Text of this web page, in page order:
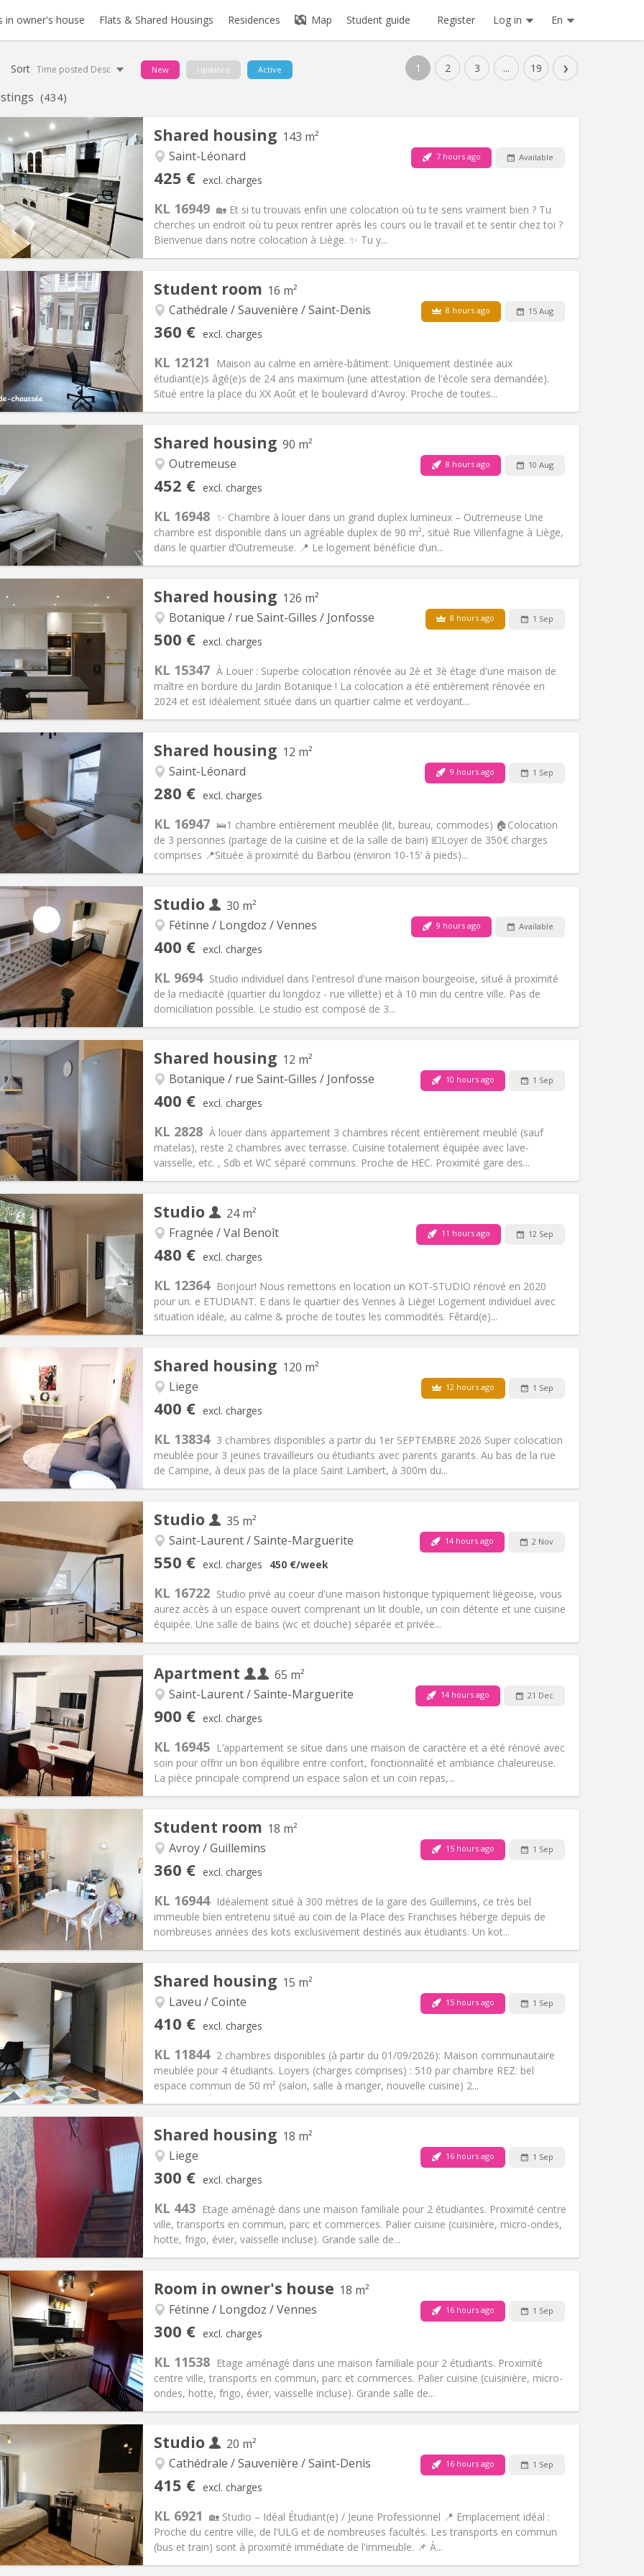
in owner's house Flats & Shared Housings Residences Map Student guide Register Log in En
1 2 3 ... 19 ›
Sort Time posted Desc New Updated Active
(434)
Shared housing 143 m²
Saint-Léonard
425 € excl. charges
7 hours ago Available
KL 16949 🏡 Et si tu trouvais enfin une colocation où tu te sens vraiment bien ? Tu
cherches un endroit où tu peux rentrer après les cours ou le travail et te sentir chez toi ?
Bienvenue dans notre colocation à Liège. ✨ Tu y...
Info
€
100 €
12 months
No
Arrangement
Bathroom:Shared bathroom
Surface:143 m2
Private rooms:1
Other
studious, calm
Access for disabled:No
Student room 16 m²
Cathédrale / Sauvenière / Saint-Denis
360 € excl. charges
8 hours ago 15 Aug
KL 12121
Maison au calme en arrière-bâtiment. Uniquement destinée aux
étudiant(e)s âgé(e)s de 24 ans maximum (une attestation de l'école sera demandée).
Situé entre la place du XX Août et le boulevard d'Avroy. Proche de toutes...
Info
€
50 €
11 months
Arrangement
Bathroom:Shared bathroom
Surface:16 m2
Private rooms:1
Other
Access for disabled:No
Shared housing 90 m²
Outremeuse
452 € excl. charges
8 hours ago 10 Aug
KL 16948 ✨ Chambre à louer dans un grand duplex lumineux – Outremeuse Une
chambre est disponible dans un agréable duplex de 90 m², situé Rue Villenfagne à Liège,
dans le quartier d’Outremeuse. 📍 Le logement bénéficie d’un...
Info
12 months
Bathroom:
Kitchen:Shared kitchen
Surface:90 m2
Atmosphere:Calm, studious, warm
Access for disabled:No
Shared housing 126 m²
Botanique / rue Saint-Gilles / Jonfosse
500 € excl. charges
8 hours ago 1 Sep
KL 15347 À Louer : Superbe colocation rénovée au 2è et 3è étage d'une maison de
maître en bordure du Jardin Botanique ! La colocation a été entièrement rénovée en
2024 et est idéalement située dans un quartier calme et verdoyant...
Info
€
100 €
12 months
With conditions
Kitchen: Shared kitchen
Surface:126 m2
Atmosphere:Calm
Access for disabled:No
Shared housing 12 m²
Saint-Léonard
280 € excl. charges
9 hours ago 1 Sep
KL 16947 🛌1 chambre entièrement meublée (lit, bureau, commodes) 🏠Colocation
de 3 personnes (partage de la cuisine et de la salle de bain) 💶Loyer de 350€ charges
comprises 📍Située à proximité du Barbou (environ 10-15’ à pieds)...
Info
€
70 €
12 months
Allowed
Shared bathroom
Kitchen:Shared kitchen
Surface: 12 m2
Atmosphere:Calm, warm
Access for disabled:No
Studio
30 m²
Fétinne / Longdoz / Vennes
400 € excl. charges
9 hours ago Available
KL 9694 Studio individuel dans l'entresol d'une maison bourgeoise, situé à proximité
de la mediacité (quartier du longdoz - rue villette) et à 10 min du centre ville. Pas de
domiciliation possible. Le studio est composé de 3...
Info
€
100 €
12 months
Bathroom:
Kitchen:in room
Surface:30 m2
Atmosphere:Studious, calm, warm
Access for disabled:No
Shared housing 12 m²
Botanique / rue Saint-Gilles / Jonfosse
400 € excl. charges
10 hours ago 1 Sep
KL 2828 À louer dans appartement 3 chambres récent entièrement meublé (sauf
matelas), reste 2 chambres avec terrasse. Cuisine totalement équipée avec lave-
vaisselle, etc. , Sdb et WC séparé communs. Proche de HEC. Proximité gare des...
Info
€
60 €
12 months
No
Bathroom:
Kitchen:Shared kitchen
Surface: 12 m2
Atmosphere:Studious, calm
Access for disabled:No
Studio
24 m²
Fragnée / Val Benoît
480 € excl. charges
11 hours ago 12 Sep
KL 12364 Bonjour! Nous remettons en location un KOT-STUDIO rénové en 2020
pour un. e ETUDIANT. E dans le quartier des Vennes à Liège! Logement individuel avec
situation idéale, au calme & proche de toutes les commodités. Fêtard(e)...
Info
€
115 €
12 months, 11 months, 10
Arrangement
Bathroom:Private bathroom
Kitchen:
Surface:
Private rooms:2
Other
Access for disabled:No
Non-smoking
Shared housing 120 m²
Liege
400 € excl. charges
12 hours ago 1 Sep
KL 13834 3 chambres disponibles a partir du 1er SEPTEMBRE 2026 Super colocation
meublée pour 3 jeunes travailleurs ou étudiants avec parents garants. Au bas de la rue
de Campine, à deux pas de la place Saint Lambert, à 300m du...
Info
170 €
12 months, 11 months, 10
5-6 months
Arrangement
Bathroom:Shared bathroom
Surface: 120 m2
Private rooms:3
Other
Access for disabled:No
Non-smoking
Studio
35 m²
Saint-Laurent / Sainte-Marguerite
550 € excl. charges 450 €/week
14 hours ago 2 Nov
KL 16722 Studio privé au coeur d'une maison historique typiquement liégeoise, vous
aurez accès à un espace ouvert comprenant un lit double, un coin détente et une cuisine
équipée. Une salle de bains (wc et douche) séparée et privée...
Info
€
150 €
5-6 months, 3-4 months,
weekly
Arrangement
Bathroom:Private bathroom
Surface: 35 m2
Private rooms:2
Other
Access for disabled:No
Non-smoking
Apartment
65 m²
Saint-Laurent / Sainte-Marguerite
900 € excl. charges
14 hours ago 21 Dec
KL 16945 L’appartement se situe dans une maison de caractère et a été rénové avec
soin pour offrir un bon équilibre entre confort, fonctionnalité et ambiance chaleureuse.
La pièce principale comprend un espace salon et un coin repas,...
Info
€ (450 €/pers.)
150 € (75 €/pers.)
5-6 months, 3-4 months,
Arrangement
Bathroom:Private bathroom
Kitchen:
Surface:65 m2
Private rooms:1
Other
Access for disabled:No
Non-smoking
Student room 18 m²
Avroy / Guillemins
360 € excl. charges
15 hours ago 1 Sep
KL 16944 Idéalement situé à 300 mètres de la gare des Guillemins, ce très bel
immeuble bien entretenu situé au coin de la Place des Franchises héberge depuis de
nombreuses années des kots exclusivement destinés aux étudiants. Un kot...
Info
€
12 months
No
Kitchen: in room
Surface:18 m2
Atmosphere:Studious
Access for disabled:No
Shared housing 15 m²
Laveu / Cointe
410 € excl. charges
15 hours ago 1 Sep
KL 11844 2 chambres disponibles (à partir du 01/09/2026): Maison communautaire
meublée pour 4 étudiants. Loyers (charges comprises) : 510 par chambre REZ: bel
espace commun de 50 m² (salon, salle à manger, nouvelle cuisine) 2...
Info
€
100 €
12 months
With conditions
Arrangement
Bathroom:Shared bathroom
Kitchen:
Surface:
Private rooms:1
Other
warm, studious
Access for disabled:No
Shared housing 18 m²
Liege
300 € excl. charges
16 hours ago 1 Sep
KL 443 Etage aménagé dans une maison familiale pour 2 étudiantes. Proximité centre
ville, transports en commun, parc et commerces. Palier cuisine (cuisinière, micro-ondes,
hotte, frigo, évier, vaisselle incluse). Grande salle de...
Info
€
100 €
12 months
With conditions
Shared bathroom
Kitchen:Shared kitchen
Surface:18 m2
Atmosphere:Studious, calm, warm
Access for disabled:No
Room in owner's house 18 m²
Fétinne / Longdoz / Vennes
300 € excl. charges
16 hours ago 1 Sep
KL 11538 Etage aménagé dans une maison familiale pour 2 étudiants. Proximité
centre ville, transports en commun, parc et commerces. Palier cuisine (cuisinière, micro-
ondes, hotte, frigo, évier, vaisselle incluse). Grande salle de...
Info
€
100 €
12 months
With conditions
Kitchen:Shared kitchen
Surface: 18 m2
Atmosphere:Calm, studious, warm
Access for disabled:No
Studio
20 m²
Cathédrale / Sauvenière / Saint-Denis
415 € excl. charges
16 hours ago 1 Sep
KL 6921 🏡 Studio – Idéal Étudiant(e) / Jeune Professionnel 📍 Emplacement idéal :
Proche du centre ville, de l'ULG et de nombreuses facultés. Les transports en commun
(bus et train) sont à proximité immédiate de l'immeuble. 📌 À...